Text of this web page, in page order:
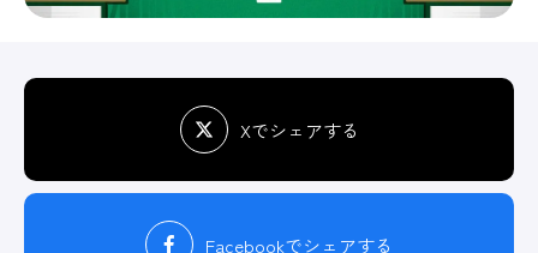
Xでシェアする
Facebookでシェアする